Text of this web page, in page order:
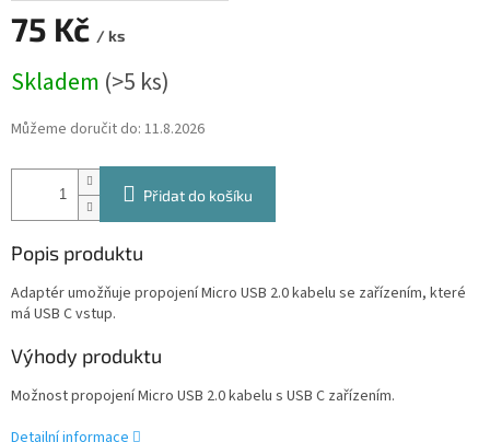
75 Kč / ks
cena:
Skladem (>5 ks)
Můžeme doručit do: 11.8.2026
Přidat do košíku
Popis produktu
Adaptér umožňuje propojení Micro USB 2.0 kabelu se zařízením, které
má USB C vstup.
Výhody produktu
Možnost propojení Micro USB 2.0 kabelu s USB C zařízením.